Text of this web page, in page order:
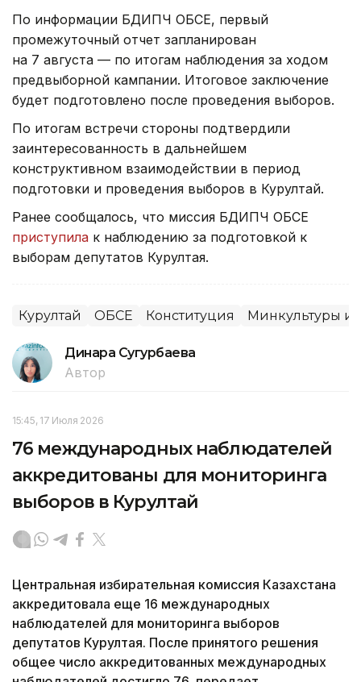
По информации БДИПЧ ОБСЕ, первый
промежуточный отчет запланирован
на 7 августа — по итогам наблюдения за ходом
предвыборной кампании. Итоговое заключение
будет подготовлено после проведения выборов.
По итогам встречи стороны подтвердили
заинтересованность в дальнейшем
конструктивном взаимодействии в период
подготовки и проведения выборов в Курултай.
Ранее сообщалось, что миссия БДИПЧ ОБСЕ
приступила к наблюдению за подготовкой к
выборам депутатов Курултая.
Курултай ОБСЕ Конституция Минкультуры
Динара Сугурбаева
Автор
15:45, 17 Июля 2026
76 международных наблюдателей
аккредитованы для мониторинга
выборов в Курултай
Центральная избирательная комиссия Казахстана
аккредитовала еще 16 международных
наблюдателей для мониторинга выборов
депутатов Курултая. После принятого решения
общее число аккредитованных международных